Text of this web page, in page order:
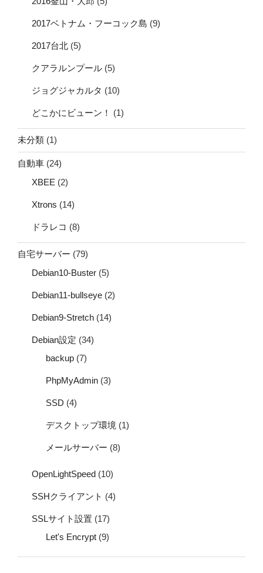
2017ベトナム・フーコック島 (9)
2017台北 (5)
クアラルンプール (5)
ジョグジャカルタ (10)
どこかにビューン！ (1)
未分類 (1)
自動車 (24)
XBEE (2)
Xtrons (14)
ドラレコ (8)
自宅サーバー (79)
Debian10-Buster (5)
Debian11-bullseye (2)
Debian9-Stretch (14)
Debian設定 (34)
backup (7)
PhpMyAdmin (3)
SSD (4)
デスクトップ環境 (1)
メールサーバー (8)
OpenLightSpeed (10)
SSHクライアント (4)
SSLサイト設置 (17)
Let's Encrypt (9)